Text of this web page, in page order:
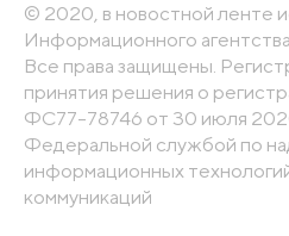
© 2020, в новостной ленте
Информационного
Все права защищены.
принятия решения о
ФС77-78746 от 30 июля
Федеральной службой по
информационных
коммуникаций